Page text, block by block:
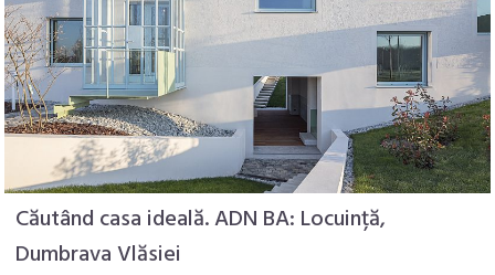
Căutând casa ideală. ADN BA: Locuință,
Dumbrava Vlăsiei